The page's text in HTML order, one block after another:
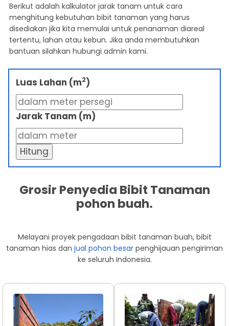
Berikut adalah kalkulator jarak tanam untuk cara
menghitung kebutuhan bibit tanaman yang harus
disediakan jika kita memulai untuk penanaman diareal
tertentu, lahan atau kebun. Jika anda membutuhkan
bantuan silahkan hubungi admin kami.
Luas Lahan (m2)
Jarak Tanam (m)
Hitung
Grosir Penyedia Bibit Tanaman
pohon buah.
Melayani proyek pengadaan bibit tanaman buah, bibit
tanaman hias dan jual pohon besar penghijauan pengiriman
ke seluruh Indonesia.